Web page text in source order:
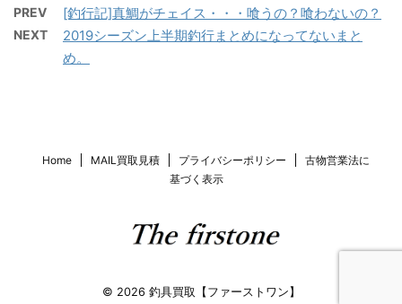
PREV [釣行記]真鯛がチェイス・・・喰うの？喰わないの？
NEXT
2019シーズン上半期釣行まとめになってないまと
め。
Home MAIL買取見積 プライバシーポリシー
古物営業法に
基づく表示
© 2026 釣具買取【ファーストワン】